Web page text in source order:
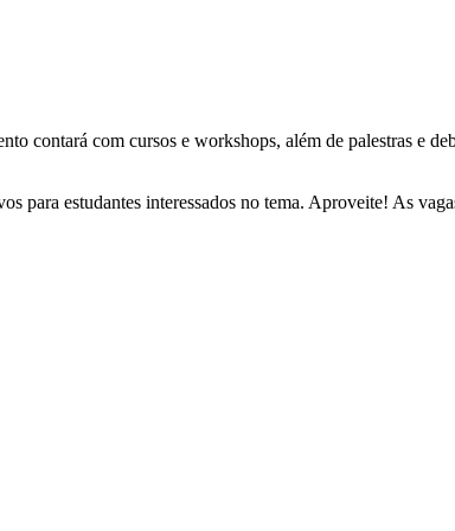
contará com cursos e workshops, além de palestras e
para estudantes interessados no tema. Aproveite! As